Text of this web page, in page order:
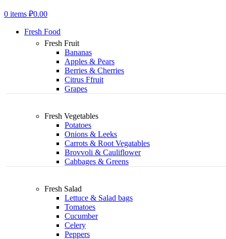
0 items ₽0.00
Fresh Food
Fresh Fruit
Bananas
Apples & Pears
Berries & Cherries
Citrus Ffruit
Grapes
Fresh Vegetables
Potatoes
Onions & Leeks
Carrots & Root Vegatables
Brovvoli & Cauliflower
Cabbages & Greens
Fresh Salad
Lettuce & Salad bags
Tomatoes
Cucumber
Celery
Peppers